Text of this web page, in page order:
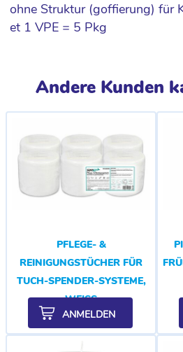
ohne Struktur (goffierung) für
et 1 VPE = 5 Pkg
Andere Kunden
PFLEGE- &
REINIGUNGSTÜCHER FÜR
TUCH-SPENDER-SYSTEME,
WEISS
ANMELDEN